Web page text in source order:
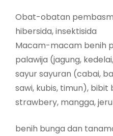
Obat-obatan
hibersida, insektisida
Macam-macam benih
palawija (jagung,
sayur sayuran (cabai,
sawi, kubis, timun),
strawbery, mangga,
benih bunga dan